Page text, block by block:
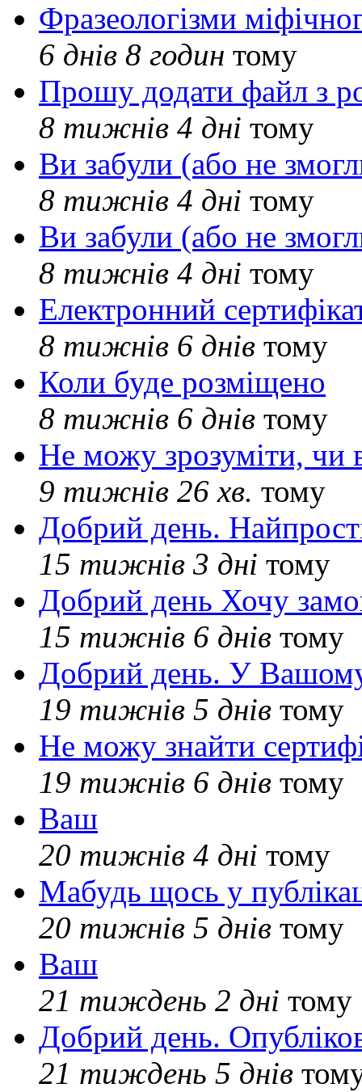
Фразеологізми
6 днів 8 годин тому
Прошу додати файл з
8 тижнів 4 дні тому
Ви забули (або не
8 тижнів 4 дні тому
Ви забули (або не
8 тижнів 4 дні тому
Електронний
8 тижнів 6 днів тому
Коли буде розміщено
8 тижнів 6 днів тому
Не можу зрозуміти, чи
9 тижнів 26 хв. тому
Добрий день.
15 тижнів 3 дні тому
Добрий день Хочу
15 тижнів 6 днів тому
Добрий день. У Вашому
19 тижнів 5 днів тому
Не можу знайти
19 тижнів 6 днів тому
Ваш
20 тижнів 4 дні тому
Мабудь щось у
20 тижнів 5 днів тому
Ваш
21 тиждень 2 дні тому
Добрий день.
21 тиждень 5 днів